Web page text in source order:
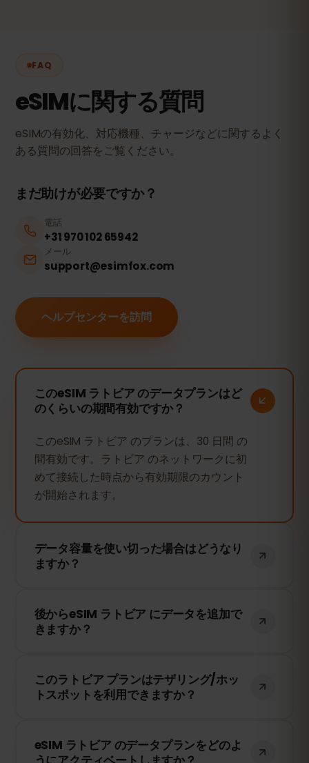
FAQ
eSIMに関する質問
eSIMの有効化、対応機種、チャージなどに関するよく
ある質問の回答をご覧ください。
まだ助けが必要ですか？
電話
+31 970 102 65942
メール
support@esimfox.com
ヘルプセンターを訪問
このeSIM ラトビア のデータプランはど
のくらいの期間有効ですか？
このeSIM ラトビア のプランは、30 日間 の
間有効です。ラトビア のネットワークに初
めて接続した時点から有効期限のカウント
が開始されます。
データ容量を使い切った場合はどうなり
ますか？
接続は停止します。eSIMFOXのダッシュボ
ードから簡単にデータを追加購入して、引
後からeSIM ラトビア にデータを追加で
きますか？
く、いつでもデータを追加できます。アカ
ウントにログインして、必要なデータ量を
このラトビア プランはテザリング/ホッ
トスポットを利用できますか？
して、他のデバイスとインターネット接続
eSIM ラトビア のデータプランをどのよ